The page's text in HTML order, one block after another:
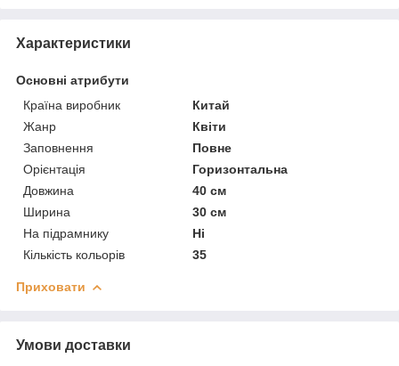
Характеристики
Основні атрибути
Країна виробник
Китай
Жанр
Квіти
Заповнення
Повне
Орієнтація
Горизонтальна
Довжина
40 см
Ширина
30 см
На підрамнику
Ні
Кількість кольорів
35
Приховати
Умови доставки